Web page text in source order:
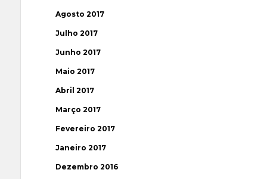
Agosto 2017
Julho 2017
Junho 2017
Maio 2017
Abril 2017
Março 2017
Fevereiro 2017
Janeiro 2017
Dezembro 2016